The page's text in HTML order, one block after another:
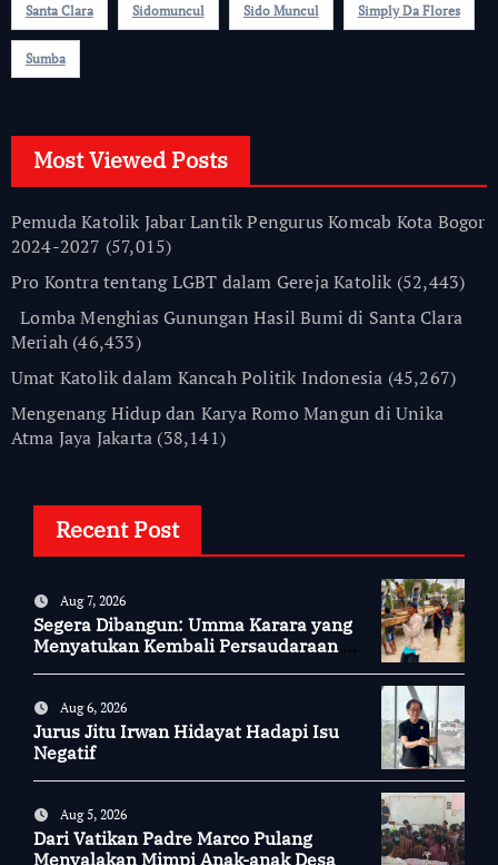
Santa Clara Sidomuncul Sido Muncul Simply Da Flores
Sumba
Most Viewed Posts
Pemuda Katolik Jabar Lantik Pengurus Komcab Kota Bogor
2024-2027 (57,015)
Pro Kontra tentang LGBT dalam Gereja Katolik (52,443)
Lomba Menghias Gunungan Hasil Bumi di Santa Clara
Meriah (46,433)
Umat Katolik dalam Kancah Politik Indonesia (45,267)
Mengenang Hidup dan Karya Romo Mangun di Unika
Atma Jaya Jakarta (38,141)
Recent Post
Aug 7, 2026
Segera Dibangun: Umma Karara yang
Menyatukan Kembali Persaudaraan di
Aug 6, 2026
Jurus Jitu Irwan Hidayat Hadapi Isu
Negatif
Aug 5, 2026
Dari Vatikan Padre Marco Pulang
Menyalakan Mimpi Anak-anak Desa